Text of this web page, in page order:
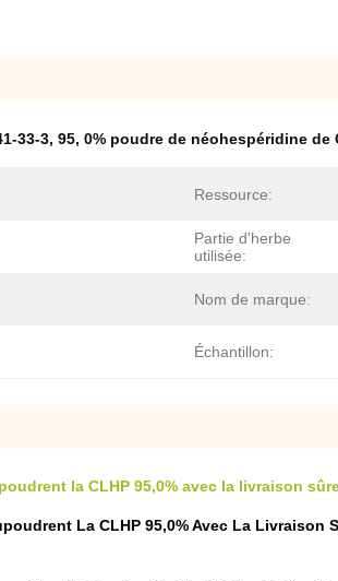
33-3, 95, 0% poudre de néohespéridine de
Ressource:
Partie d'herbe
utilisée:
Nom de marque:
Échantillon:
la CLHP 95,0% avec la livraison
La CLHP 95,0% Avec La Livraison